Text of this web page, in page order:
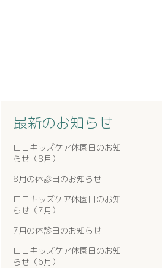
最新のお知らせ
ロコキッズケア休園日のお知
らせ（8月）
8月の休診日のお知らせ
ロコキッズケア休園日のお知
らせ（7月）
7月の休診日のお知らせ
ロコキッズケア休園日のお知
らせ（6月）